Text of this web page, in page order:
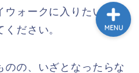
ォークに入りたい方は
ださい。
のの、いざとなったらな
MENU